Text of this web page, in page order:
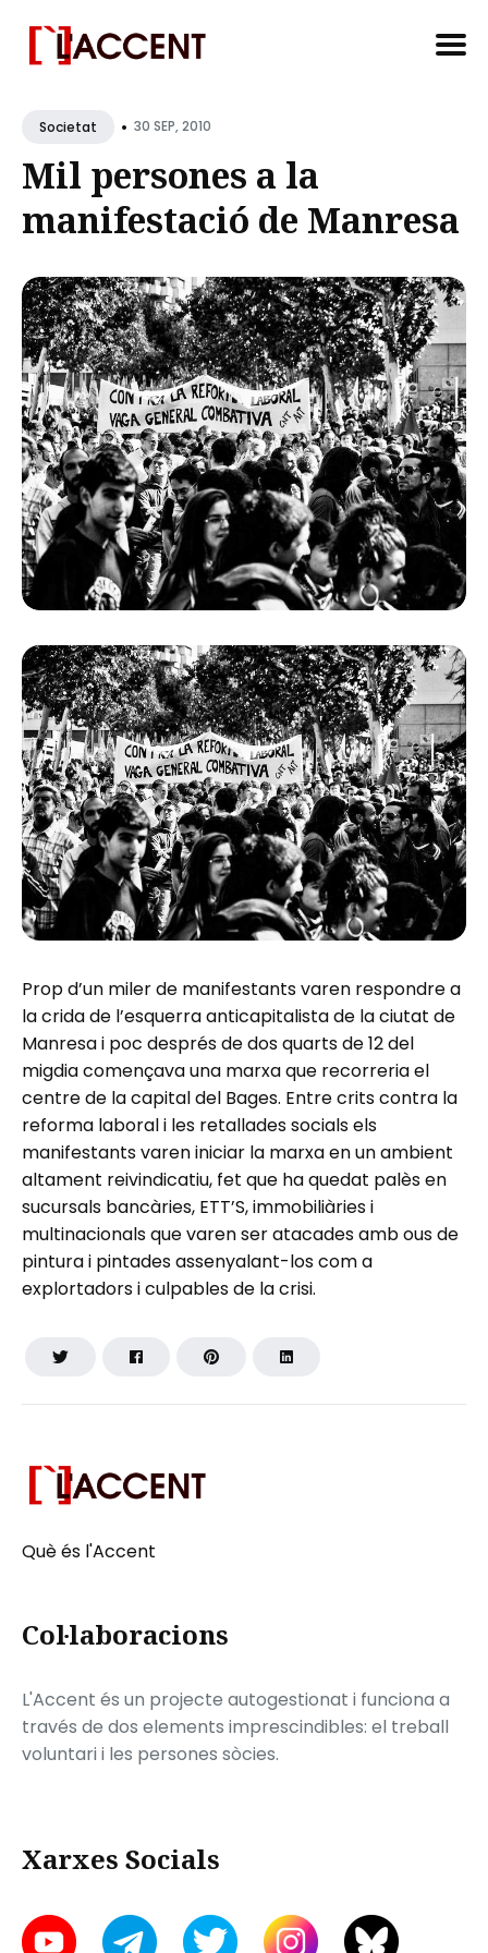
forSocietat • 30 SEP, 2010
Mil persones a la
manifestació de Manresa
Prop d’un miler de manifestants varen respondre a
la crida de l’esquerra anticapitalista de la ciutat de
Manresa i poc després de dos quarts de 12 del
migdia començava una marxa que recorreria el
centre de la capital del Bages. Entre crits contra la
reforma laboral i les retallades socials els
manifestants varen iniciar la marxa en un ambient
altament reivindicatiu, fet que ha quedat palès en
sucursals bancàries, ETT’S, immobiliàries i
multinacionals que varen ser atacades amb ous de
pintura i pintades assenyalant-los com a
explortadors i culpables de la crisi.
Què és l'Accent
Col·laboracions
L'Accent és un projecte autogestionat i funciona a
través de dos elements imprescindibles: el treball
voluntari i les persones sòcies.
Xarxes Socials